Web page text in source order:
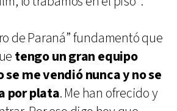
de Paraná” fundamentó que
tengo un gran equipo
se me vendió nunca y no se
por plata. Me han ofrecido y